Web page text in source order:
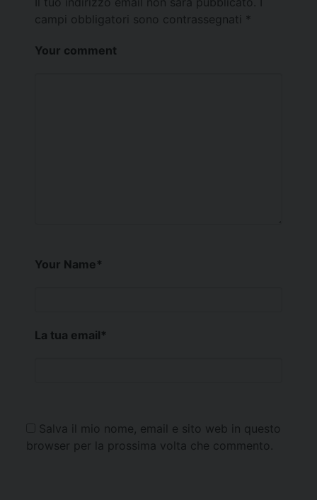
campi obbligatori sono contrassegnati *
Your comment
Your Name*
La tua email*
Salva il mio nome, email e sito web in questo
browser per la prossima volta che commento.